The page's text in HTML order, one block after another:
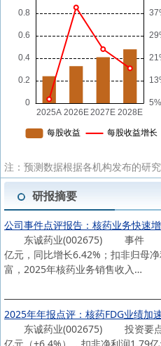
注：预测数据根据各机构发布的研
研报摘要
公司事件点评报告：核药业务快速
东诚药业(002675) 事件 东诚药
亿元，同比增长6.42%；扣非归
富，2025年核药业务销售收入…
2025年年报点评：核药FDG业绩加
东诚药业(002675) 投资要点 事